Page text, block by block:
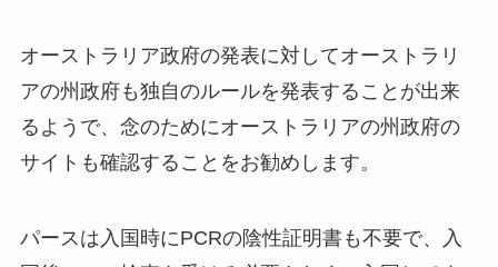
オーストラリア政府の発表に対してオーストラリ
アの州政府も独自のルールを発表することが出来
るようで、念のためにオーストラリアの州政府の
サイトも確認することをお勧めします。
パースは入国時にPCRの陰性証明書も不要で、入